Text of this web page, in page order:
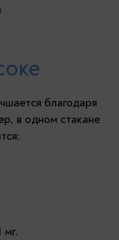
благодаря
в одном стакане